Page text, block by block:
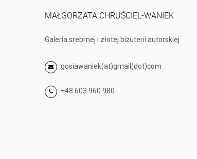
MAŁGORZATA CHRUŚCIEL-WANIEK
Galeria srebrnej i złotej biżuterii autorskiej
gosiawaniek(at)gmail(dot)com
+48 603 960 980